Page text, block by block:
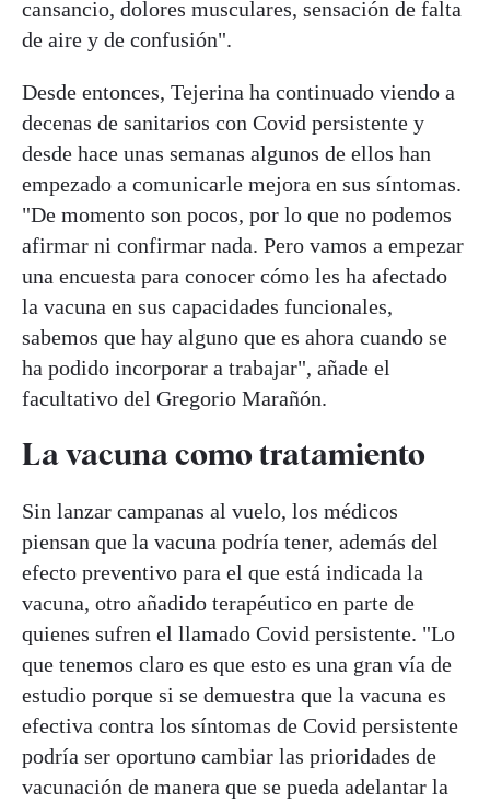
cansancio, dolores musculares, sensación de falta
de aire y de confusión".
Desde entonces, Tejerina ha continuado viendo a
decenas de sanitarios con Covid persistente y
desde hace unas semanas algunos de ellos han
empezado a comunicarle mejora en sus síntomas.
"De momento son pocos, por lo que no podemos
afirmar ni confirmar nada. Pero vamos a empezar
una encuesta para conocer cómo les ha afectado
la vacuna en sus capacidades funcionales,
sabemos que hay alguno que es ahora cuando se
ha podido incorporar a trabajar", añade el
facultativo del Gregorio Marañón.
La vacuna como tratamiento
Sin lanzar campanas al vuelo, los médicos
piensan que la vacuna podría tener, además del
efecto preventivo para el que está indicada la
vacuna, otro añadido terapéutico en parte de
quienes sufren el llamado Covid persistente. "Lo
que tenemos claro es que esto es una gran vía de
estudio porque si se demuestra que la vacuna es
efectiva contra los síntomas de Covid persistente
podría ser oportuno cambiar las prioridades de
vacunación de manera que se pueda adelantar la